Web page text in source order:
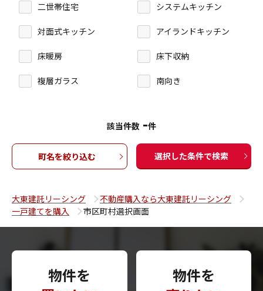
二世帯住宅 システムキッチン
対面式キッチン アイランドキッチン
床暖房 床下収納
複層ガラス 南向き
該当件数 -件
町名を絞り込む 選択した条件で検索
大東建託リーシング
不動産購入なら大東建託リーシング
一戸建てを購入
市区町村選択画面
物件を
物件を